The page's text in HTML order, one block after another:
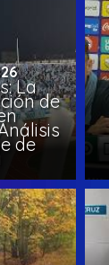
La
de
de